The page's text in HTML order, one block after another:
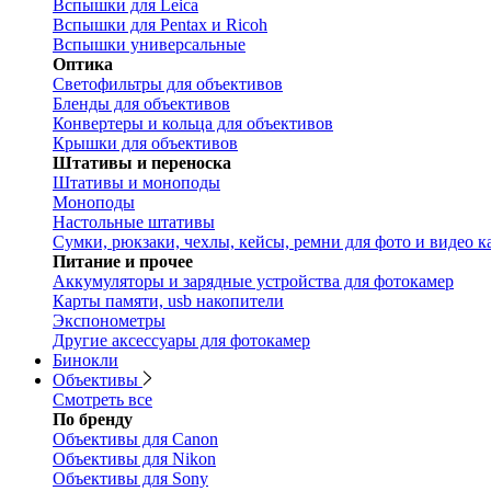
Вспышки для Leica
Вспышки для Pentax и Ricoh
Вспышки универсальные
Оптика
Светофильтры для объективов
Бленды для объективов
Конвертеры и кольца для объективов
Крышки для объективов
Штативы и переноска
Штативы и моноподы
Моноподы
Настольные штативы
Сумки, рюкзаки, чехлы, кейсы, ремни для фото и видео
Питание и прочее
Аккумуляторы и зарядные устройства для фотокамер
Карты памяти, usb накопители
Экспонометры
Другие аксессуары для фотокамер
Бинокли
Объективы
Смотреть все
По бренду
Объективы для Canon
Объективы для Nikon
Объективы для Sony